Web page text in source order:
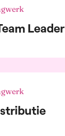
Leader